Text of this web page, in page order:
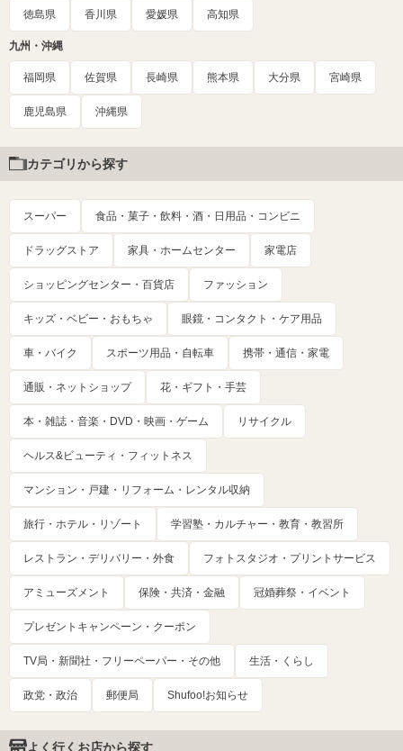
徳島県 香川県 愛媛県 高知県
九州・沖縄
福岡県 佐賀県 長崎県 熊本県 大分県 宮崎県
鹿児島県 沖縄県
カテゴリから探す
スーパー 食品・菓子・飲料・酒・日用品・コンビニ
ドラッグストア 家具・ホームセンター 家電店
ショッピングセンター・百貨店 ファッション
キッズ・ベビー・おもちゃ 眼鏡・コンタクト・ケア用品
車・バイク スポーツ用品・自転車 携帯・通信・家電
通販・ネットショップ 花・ギフト・手芸
本・雑誌・音楽・DVD・映画・ゲーム リサイクル
ヘルス&ビューティ・フィットネス
マンション・戸建・リフォーム・レンタル収納
旅行・ホテル・リゾート 学習塾・カルチャー・教育・教習所
レストラン・デリバリー・外食 フォトスタジオ・プリントサービス
アミューズメント 保険・共済・金融 冠婚葬祭・イベント
プレゼントキャンペーン・クーポン
TV局・新聞社・フリーペーパー・その他 生活・くらし
政党・政治 郵便局 Shufoo!お知らせ
よく行くお店から探す